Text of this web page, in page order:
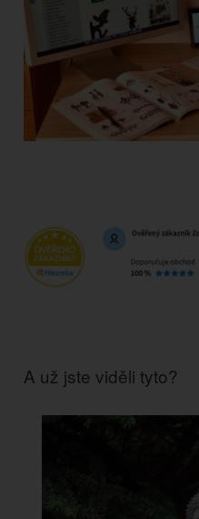
A už jste viděli tyto?